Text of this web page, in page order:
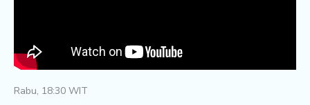
Rabu, 18:30 WIT